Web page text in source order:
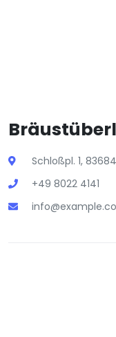
Schloßpl. 1,
+49 8022 4141